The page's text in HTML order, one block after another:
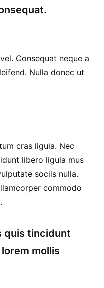
Consequat neque a
Nulla donec ut
cras ligula. Nec
libero ligula mus
sociis nulla.
commodo
quis tincidunt
mollis